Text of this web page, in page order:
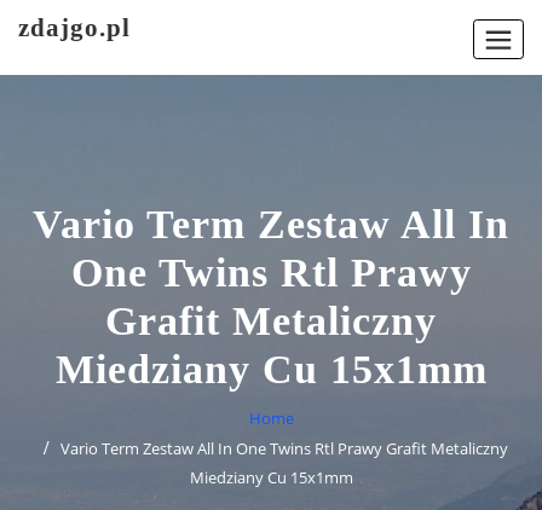
zdajgo.pl
Vario Term Zestaw All In
One Twins Rtl Prawy
Grafit Metaliczny
Miedziany Cu 15x1mm
Home
Vario Term Zestaw All In One Twins Rtl Prawy Grafit Metaliczny
Miedziany Cu 15x1mm